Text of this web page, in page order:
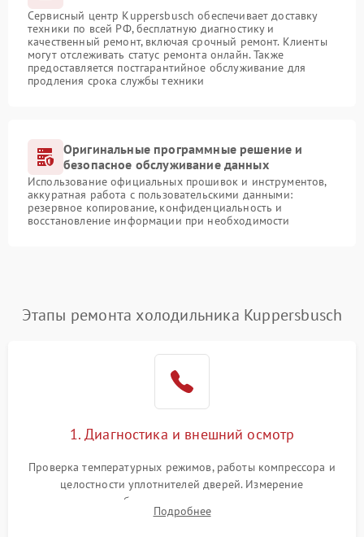
Сервисный центр Kuppersbusch обеспечивает доставку
техники по всей РФ, бесплатную диагностику и
качественный ремонт, включая срочный ремонт. Клиенты
могут отслеживать статус ремонта онлайн. Также
предоставляется постгарантийное обслуживание для
продления срока службы техники
Оригинальные программные решение и
безопасное обслуживание данных
Использование официальных прошивок и инструментов,
аккуратная работа с пользовательскими данными:
резервное копирование, конфиденциальность и
восстановление информации при необходимости
Этапы ремонта холодильника Kuppersbusch
1. Диагностика и внешний осмотр
Проверка температурных режимов, работы компрессора и
целостности уплотнителей дверей. Измерение
сопротивления обмоток мотора, проверка термостата и
считывание кодов ошибок с электронного дисплея.
Подробнее